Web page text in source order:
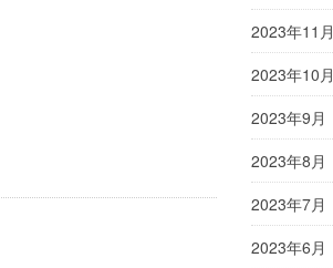
2023年11月
2023年10月
2023年9月
2023年8月
2023年7月
2023年6月